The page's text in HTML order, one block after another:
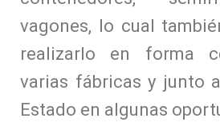
vagones, lo cual
realizarlo en forma
varias fábricas y junto
Estado en algunas